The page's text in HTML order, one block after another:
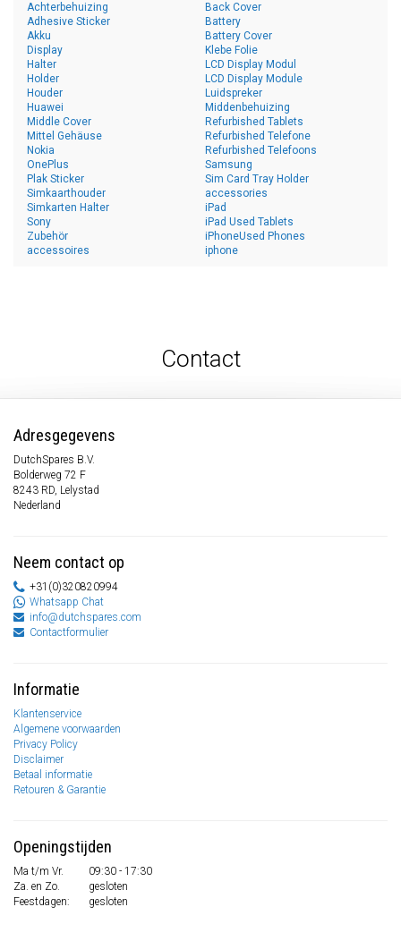
Achterbehuizing
Adhesive Sticker
Akku
Back Cover
Battery
Battery Cover
Display
Halter
Holder
Houder
Huawei
Klebe Folie
LCD Display Modul
LCD Display Module
Luidspreker
Middenbehuizing
Middle Cover
Mittel Gehäuse
Nokia
OnePlus
Plak Sticker
Refurbished Tablets
Refurbished Telefone
Refurbished Telefoons
Samsung
Sim Card Tray Holder
Simkaarthouder
Simkarten Halter
Sony
Zubehör
accessoires
accessories
iPad
iPad Used Tablets
iPhoneUsed Phones
iphone
Contact
Adresgegevens
DutchSpares B.V.
Bolderweg 72 F
8243 RD, Lelystad
Nederland
Neem contact op
+31(0)320820994
Whatsapp Chat
info@dutchspares.com
Contactformulier
Informatie
Klantenservice
Algemene voorwaarden
Privacy Policy
Disclaimer
Betaal informatie
Retouren & Garantie
Openingstijden
Ma t/m Vr.
09:30 - 17:30
Za. en Zo.
gesloten
Feestdagen:
gesloten